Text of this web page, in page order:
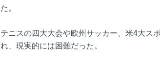
た。
テニスの四大大会や欧州サッカー、米4大ス
れ、現実的には困難だった。